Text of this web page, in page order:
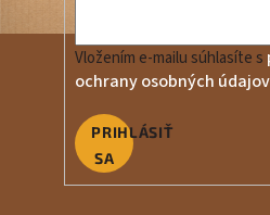
Vložením e-mailu súhlasíte s
ochrany osobných údajov
PRIHLÁSIŤ
SA